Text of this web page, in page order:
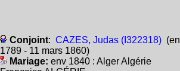
Conjoint: CAZES, Judas (I322318)
1789 - 11 mars 1860)
Mariage: env 1840 : Alger Algérie